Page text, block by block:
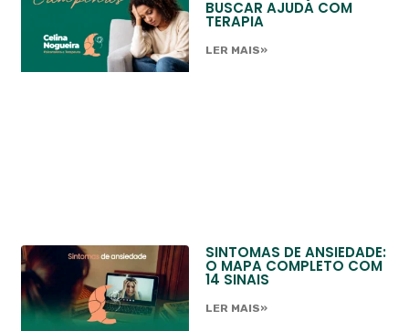
BUSCAR AJUDA COM
TERAPIA
LER MAIS»
SINTOMAS DE ANSIEDADE:
O MAPA COMPLETO COM
14 SINAIS
LER MAIS»